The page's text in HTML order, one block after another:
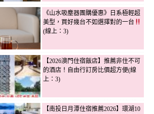
《山水吸塵器團購優惠》日系極輕超
美型，買好幾台不如選擇對的一台
(線上：3)
【2026澳門住宿飯店】推薦非住不可
的酒店！自由行訂房比價超方便(線
上：3)
【南投日月潭住宿推薦2026】環湖10